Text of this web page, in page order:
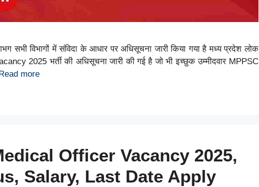
सभी विभागों में संविदा के आधार पर अधिसूचना जारी किया गया है मध्य प्रदेश लोक
2025 भर्ती की अधिसूचना जारी की गई है जो भी इच्छुक उम्मीदवार MPPSC
Read more
Officer Vacancy 2025,
Salary, Last Date Apply